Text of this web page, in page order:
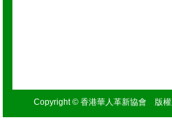
Copyright © 香港華人革新協會 版權